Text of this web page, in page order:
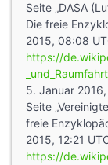
Seite „DASA
Die freie
2015, 08:08
https://
5. Januar
Seite
freie
2015, 12:21
https://